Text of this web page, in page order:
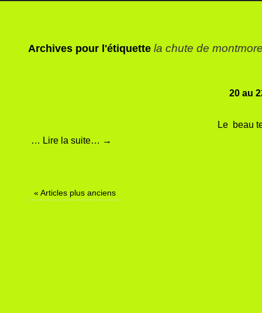
Archives pour l'étiquette la chute de
20 au
Le beau
… Lire la suite… →
« Articles plus anciens